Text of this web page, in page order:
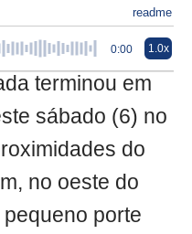
readme
0:00 1.0x
terminou em
sábado (6) no
do
no oeste do
porte